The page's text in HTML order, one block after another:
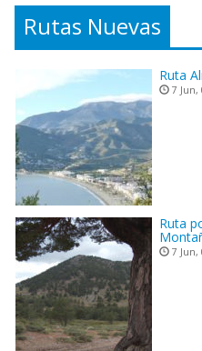
Rutas Nuevas
Ruta
7 Jun,
Ruta
7 Jun,